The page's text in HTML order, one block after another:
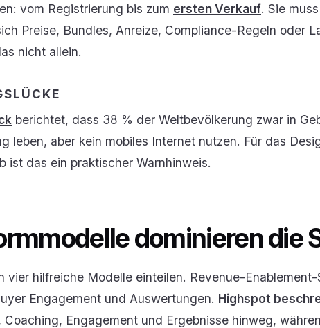
vom Registrierung bis zum ersten Verkauf. Sie
Preise, Bundles, Anreize, Compliance-Regeln oder
nicht allein.
berichtet, dass 38 % der Weltbevölkerung zwar in
leben, aber kein mobiles Internet nutzen. Für das
ist das ein praktischer Warnhinweis.
dominieren die
vier hilfreiche Modelle einteilen. Revenue-
Engagement und Auswertungen. Highspot
Coaching, Engagement und Ergebnisse hinweg,